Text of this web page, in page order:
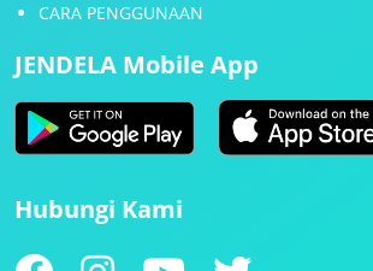
CARA PENGGUNAAN
JENDELA Mobile App
Hubungi Kami